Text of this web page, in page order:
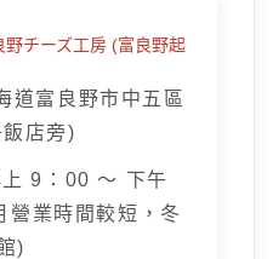
チーズ工房 (富良野起
道富良野市中五區
店旁)
上 9：00 ～ 下午
營業時間較短，冬
)